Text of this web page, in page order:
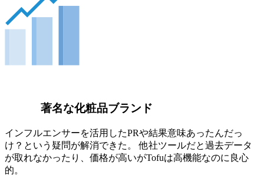
著名な化粧品ブランド
インフルエンサーを活用したPRや結果意味あったんだっ
け？という疑問が解消できた。 他社ツールだと過去データ
が取れなかったり、価格が高いがTofuは高機能なのに良心
的。